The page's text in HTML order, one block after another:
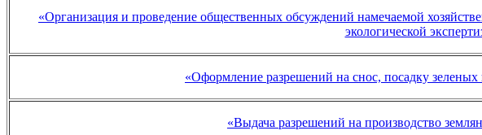
«Организация и проведение общественных обсуждений намечаемой
экологической
«Оформление разрешений на снос, посадку зеленых
«Выдача разрешений на производство